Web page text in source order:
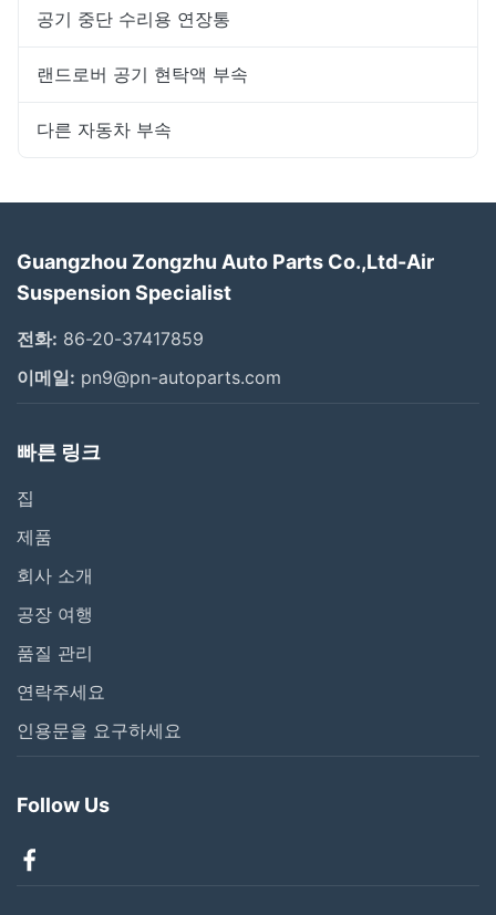
공기 중단 수리용 연장통
랜드로버 공기 현탁액 부속
다른 자동차 부속
Guangzhou Zongzhu Auto Parts Co.,Ltd-Air
Suspension Specialist
전화: 86-20-37417859
이메일: pn9@pn-autoparts.com
빠른 링크
집
제품
회사 소개
공장 여행
품질 관리
연락주세요
인용문을 요구하세요
Follow Us